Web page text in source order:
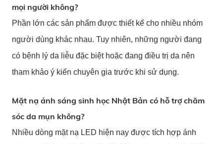
mọi người không?
Phần lớn các sản phẩm được thiết kế cho nhiều nhóm
người dùng khác nhau. Tuy nhiên, những người đang
có bệnh lý da liễu đặc biệt hoặc đang điều trị da nên
tham khảo ý kiến chuyên gia trước khi sử dụng.
Mặt nạ ánh sáng sinh học Nhật Bản có hỗ trợ chăm
sóc da mụn không?
Nhiều dòng mặt nạ LED hiện nay được tích hợp ánh